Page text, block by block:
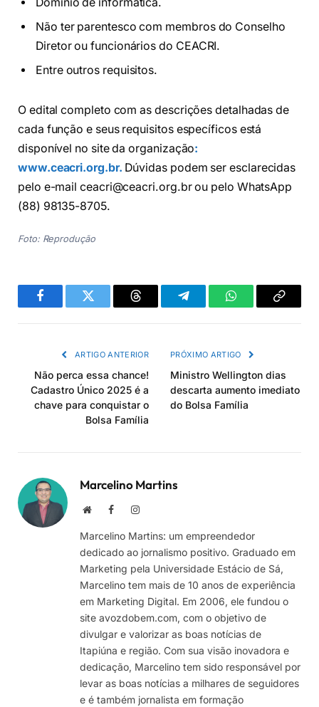
Não ter parentesco com membros do Conselho
Diretor ou funcionários do CEACRI.
Entre outros requisitos.
O edital completo com as descrições detalhadas de
cada função e seus requisitos específicos está
disponível no site da organização:
www.ceacri.org.br. Dúvidas podem ser esclarecidas
pelo e-mailceacri@ceacri.org.brou pelo WhatsApp
(88) 98135-8705.
Foto: Reprodução
FacebookTwitter Threads TelegramWhatsAppCopiar
ARTIGO ANTERIOR
Não perca essa chance!
Cadastro Único 2025 é a
chave para conquistar o
Bolsa Família
PRÓXIMO ARTIGO
Ministro Wellington dias
descarta aumento imediato
do Bolsa Família
Marcelino Martins
Site FacebookInstagram
Marcelino Martins: um empreendedor
dedicado ao jornalismo positivo. Graduado em
Marketing pela Universidade Estácio de Sá,
Marcelino tem mais de 10 anos de experiência
em Marketing Digital. Em 2006, ele fundou o
site avozdobem.com, com o objetivo de
divulgar e valorizar as boas notícias de
Itapiúna e região. Com sua visão inovadora e
dedicação, Marcelino tem sido responsável por
levar as boas notícias a milhares de seguidores
e é também jornalista em formação